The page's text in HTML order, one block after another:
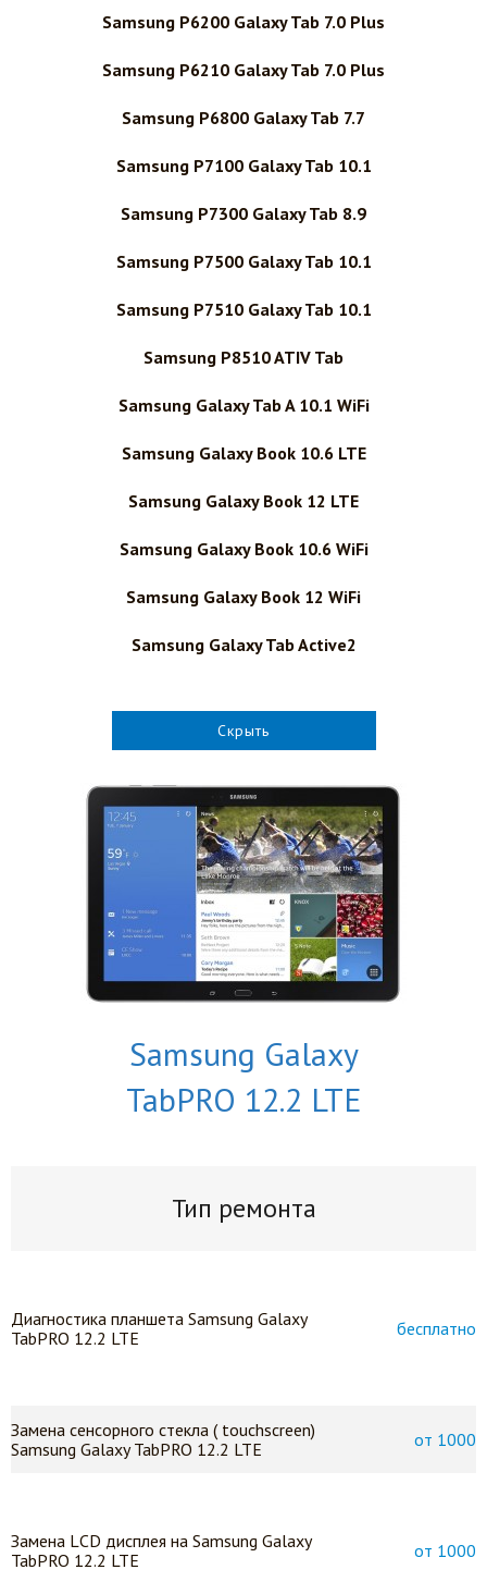
Samsung P6200 Galaxy Tab 7.0 Plus
Samsung P6210 Galaxy Tab 7.0 Plus
Samsung P6800 Galaxy Tab 7.7
Samsung P7100 Galaxy Tab 10.1
Samsung P7300 Galaxy Tab 8.9
Samsung P7500 Galaxy Tab 10.1
Samsung P7510 Galaxy Tab 10.1
Samsung P8510 ATIV Tab
Samsung Galaxy Tab A 10.1 WiFi
Samsung Galaxy Book 10.6 LTE
Samsung Galaxy Book 12 LTE
Samsung Galaxy Book 10.6 WiFi
Samsung Galaxy Book 12 WiFi
Samsung Galaxy Tab Active2
Скрыть
Samsung Galaxy
TabPRO 12.2 LTE
Тип ремонта
Диагностика планшета Samsung Galaxy
TabPRO 12.2 LTE
бесплатно
Замена сенсорного стекла ( touchscreen)
Samsung Galaxy TabPRO 12.2 LTE
от 1000
Замена LСD дисплея на Samsung Galaxy
TabPRO 12.2 LTE
от 1000